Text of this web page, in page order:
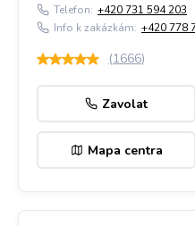
Telefon: +420 731 594 203
Info k zakázkám: +420 778
(1666)
Zavolat
Mapa centra